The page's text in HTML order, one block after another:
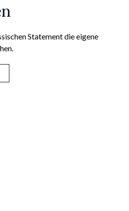
Statement die eigene